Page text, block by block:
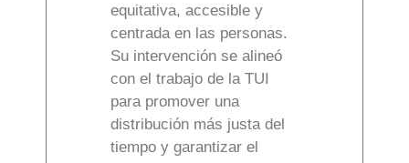
equitativa, accesible y
centrada en las personas.
Su intervención se alineó
con el trabajo de la TUI
para promover una
distribución más justa del
tiempo y garantizar el